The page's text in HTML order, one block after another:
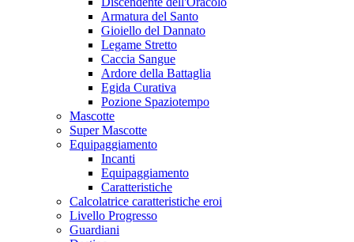
Armatura del Santo
Gioiello del Dannato
Legame Stretto
Caccia Sangue
Ardore della Battaglia
Egida Curativa
Pozione Spaziotempo
Mascotte
Super Mascotte
Equipaggiamento
Incanti
Equipaggiamento
Caratteristiche
Calcolatrice caratteristiche eroi
Livello Progresso
Guardiani